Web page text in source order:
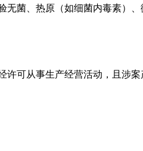
菌、热原（如细菌内毒素）
许可从事生产经营活动，且涉案